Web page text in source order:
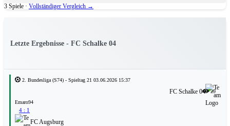
3 Spiele · Vollständiger Vergleich →
Letzte Ergebnisse - FC Schalke 04
2. Bundesliga(S74) - Spieltag 21 03.06.2026 15:37
29
FC Schalke 04
Emaro94
4 : 1
FC Augsburg